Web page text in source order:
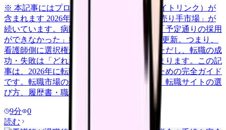
※ 本記事にはプロモーション（アフィリエイトリンク）が
含まれます 2026年、看護師の転職市場は「売り手市場」が
続いています。病院看護実態調査によると「予定通りの採用
ができなかった」病院は58.3%で過去最高を更新。つまり、
看護師側に選択権がある有利な市場です。ただし、転職の成
功・失敗は「どれだけ準備をしたか」で決まります。この記
事は、2026年に転職を考えている看護師のための完全ガイド
です。転職市場の最新動向から、自己分析、転職サイトの選
び方、履歴書・職務経歴書の書き方、面
9分
0
読む